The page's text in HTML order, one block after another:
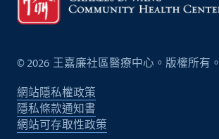
©2026 王嘉廉社區醫療中心。版權所有。
網站隱私權政策
隱私條款通知書
網站可存取性政策